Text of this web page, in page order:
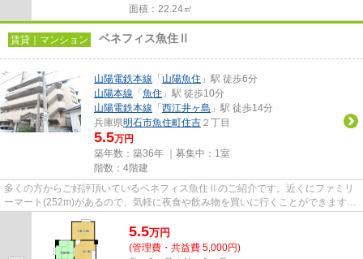
面積：22.24㎡
賃貸｜マンション ベネフィス魚住Ⅱ
山陽電鉄本線 「 山陽魚住 」駅 徒歩6分
山陽本線 「 魚住 」駅 徒歩10分
山陽電鉄本線 「 西江井ヶ島 」駅 徒歩14分
兵庫県明石市魚住町住吉 ２丁目
5.5万円
築年数：築36年 ｜募集中： 1室
階数：4階建
多くの方からご好評頂いているベネフィス魚住Ⅱのご紹介です。近くにファミリ
ーマート(252m)があるので、気軽に夜食や飲み物を買いに行くことができます。
5.5万円
(管理費・共益費 5,000円)